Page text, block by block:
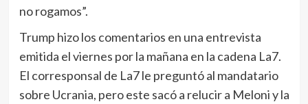
no rogamos”.
Trump hizo los comentarios en una entrevista
emitida el viernes por la mañana en la cadena La7.
El corresponsal de La7 le preguntó al mandatario
sobre Ucrania, pero este sacó a relucir a Meloni y la